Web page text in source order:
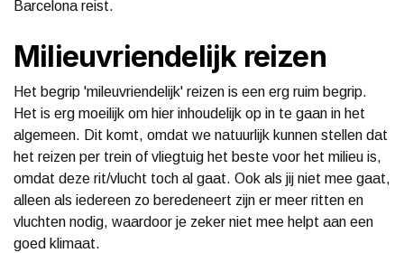
Barcelona reist.
Milieuvriendelijk reizen
Het begrip 'mileuvriendelijk' reizen is een erg ruim begrip.
Het is erg moeilijk om hier inhoudelijk op in te gaan in het
algemeen. Dit komt, omdat we natuurlijk kunnen stellen dat
het reizen per trein of vliegtuig het beste voor het milieu is,
omdat deze rit/vlucht toch al gaat. Ook als jij niet mee gaat,
alleen als iedereen zo beredeneert zijn er meer ritten en
vluchten nodig, waardoor je zeker niet mee helpt aan een
goed klimaat.